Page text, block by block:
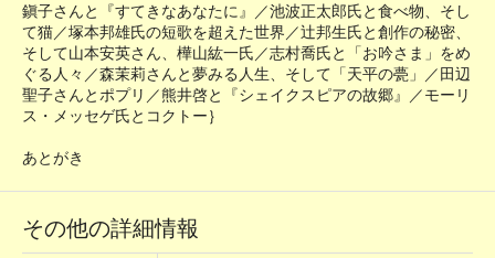
鎭子さんと『すてきなあなたに』／池波正太郎氏と食べ物、そし
て猫／塚本邦雄氏の短歌を超えた世界／辻邦生氏と創作の秘密、
そして山本安英さん、樺山紘一氏／志村喬氏と「お吟さま」をめ
ぐる人々／森茉莉さんと夢みる人生、そして「天平の甍」／田辺
聖子さんとポプリ／熊井啓と『シェイクスピアの故郷』／モーリ
ス・メッセゲ氏とコクトー｝
あとがき
その他の詳細情報